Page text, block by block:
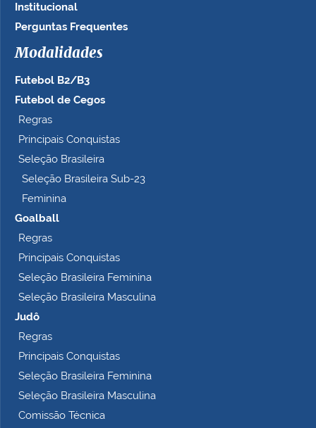
Institucional
Perguntas Frequentes
Modalidades
Futebol B2/B3
Futebol de Cegos
Regras
Principais Conquistas
Seleção Brasileira
Seleção Brasileira Sub-23
Feminina
Goalball
Regras
Principais Conquistas
Seleção Brasileira Feminina
Seleção Brasileira Masculina
Judô
Regras
Principais Conquistas
Seleção Brasileira Feminina
Seleção Brasileira Masculina
Comissão Técnica